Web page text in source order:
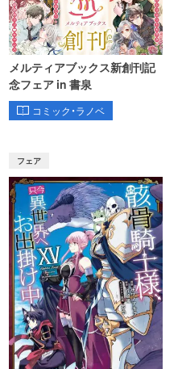
メルティアブックス新創刊記
念フェア in 書泉
コミック・ラノベ
フェア